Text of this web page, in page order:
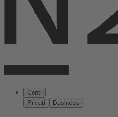
Conti
Privati
Business